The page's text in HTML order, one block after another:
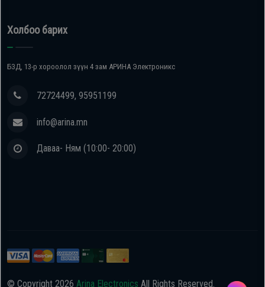
Холбоо барих
БЗД, 13-р хороолол зүүн 4 зам АРИНА Электроникс
72724499, 95951199
info@arina.mn
Даваа- Ням (10:00- 20:00)
© Copyright 2026 Arina Electronics All Rights Reserved.